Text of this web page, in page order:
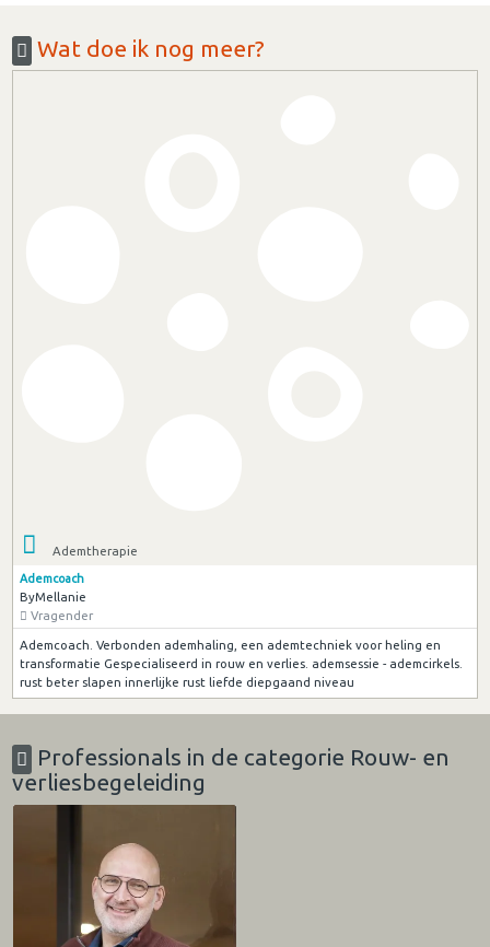
Wat doe ik nog meer?
Ademtherapie
Ademcoach
ByMellanie
Vragender
Ademcoach. Verbonden ademhaling, een ademtechniek voor heling en
transformatie Gespecialiseerd in rouw en verlies. ademsessie - ademcirkels.
rust beter slapen innerlijke rust liefde diepgaand niveau
Professionals in de categorie Rouw- en
verliesbegeleiding